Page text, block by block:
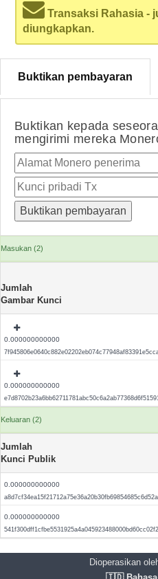
Transaksi Rahasia -
diungkapkan.
Buktikan pembayaran
Buktikan kepada
mengirimi mereka
Masukan (2)
Jumlah
Gambar Kunci
0.000000000000
0.000000000000
Keluaran (2)
Jumlah
Kunci Publik
0.000000000000
0.000000000000
Dioperasikan